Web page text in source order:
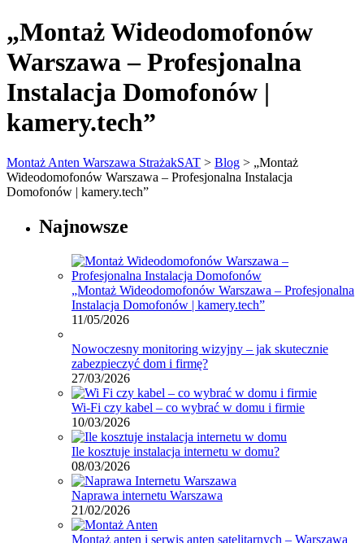
„Montaż Wideodomofonów
Warszawa – Profesjonalna
Instalacja Domofonów |
kamery.tech”
Montaż Anten Warszawa StrażakSAT > Blog > „Montaż
Wideodomofonów Warszawa – Profesjonalna Instalacja
Domofonów | kamery.tech”
Najnowsze
„Montaż Wideodomofonów Warszawa – Profesjonalna
Instalacja Domofonów | kamery.tech”
11/05/2026
Nowoczesny monitoring wizyjny – jak skutecznie
zabezpieczyć dom i firmę?
27/03/2026
Wi-Fi czy kabel – co wybrać w domu i firmie
10/03/2026
Ile kosztuje instalacja internetu w domu?
08/03/2026
Naprawa internetu Warszawa
21/02/2026
Montaż anten i serwis anten satelitarnych – Warszawa